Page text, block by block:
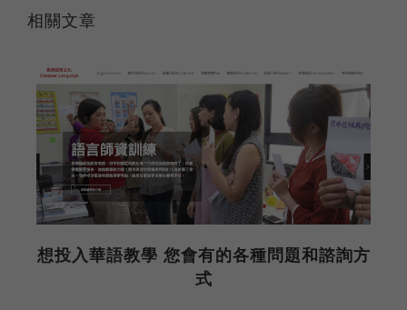
相關文章
想投入華語教學 您會有的各種問題和諮詢方
式